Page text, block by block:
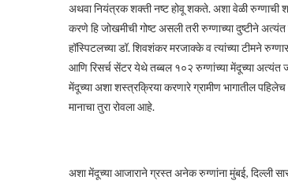
अथवा नियंत्रक शक्ती नष्ट होवू शकते. अशा वेळी
करणे हि जोखमीची गोष्ट असली तरी रुग्णाच्या दुष्टीने अत्यंत
हॉस्पिटलच्या डॉ. शिवशंकर मरजाक्के व त्यांच्या टीमने
आणि रिसर्च सेंटर येथे तब्बल १०२ रुग्णांच्या मेंदूच्या
मेंदूच्या अशा शस्त्रक्रिया करणारे ग्रामीण भागातील
मानाचा तुरा रोवला आहे.
अशा मेंदूच्या आजाराने ग्रस्त अनेक रुग्णांना मुंबई, दिल्ली